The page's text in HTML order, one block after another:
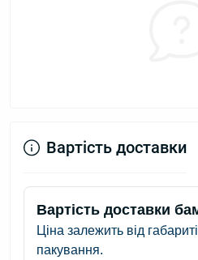
Вартість доставки
Вартість доставки
Ціна залежить від
пакування.